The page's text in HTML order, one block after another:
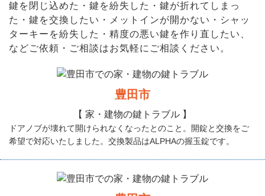
鍵を閉じ込めた・鍵を紛失した・鍵が折れてしまっ
た・鍵を交換したい・メットインが開かない・シャッ
ターキーを紛失した・精度の悪い鍵を作り直したい、
などご依頼・ご相談はお気軽にご相談ください。
豊田市
【 家・建物の鍵トラブル 】
ドアノブが壊れて開けられなくなったとのこと。開錠と交換をご
希望で対応いたしました。交換製品はALPHAの握玉錠です。